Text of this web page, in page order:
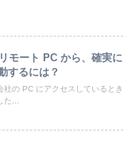
モート PC から、確実に
するには？
の PC にアクセスしているとき
...